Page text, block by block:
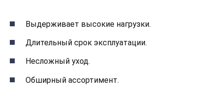
Выдерживает высокие нагрузки.
Длительный срок эксплуатации.
Несложный уход.
Обширный ассортимент.